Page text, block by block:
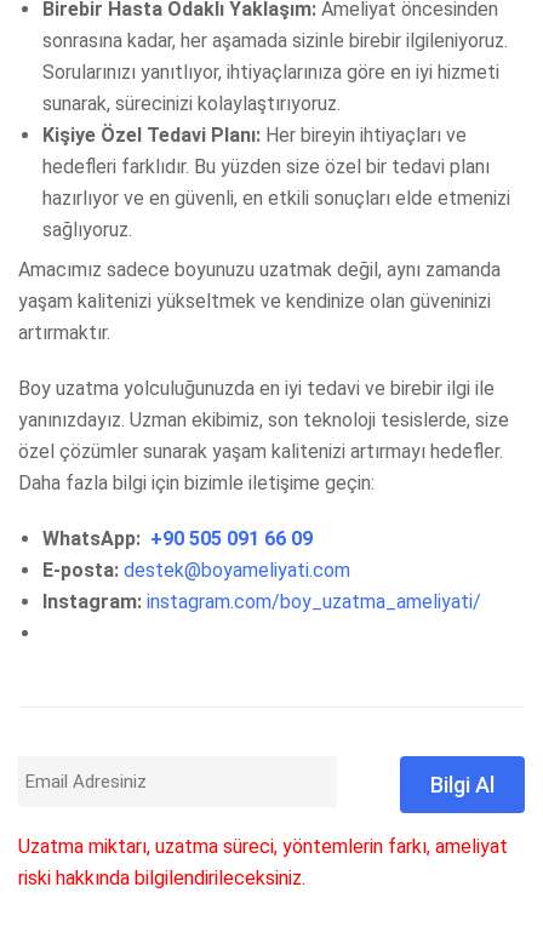
Birebir Hasta Odaklı Yaklaşım: Ameliyat öncesinden
sonrasına kadar, her aşamada sizinle birebir ilgileniyoruz.
Sorularınızı yanıtlıyor, ihtiyaçlarınıza göre en iyi hizmeti
sunarak, sürecinizi kolaylaştırıyoruz.
Kişiye Özel Tedavi Planı: Her bireyin ihtiyaçları ve
hedefleri farklıdır. Bu yüzden size özel bir tedavi planı
hazırlıyor ve en güvenli, en etkili sonuçları elde etmenizi
sağlıyoruz.
Amacımız sadece boyunuzu uzatmak değil, aynı zamanda
yaşam kalitenizi yükseltmek ve kendinize olan güveninizi
artırmaktır.
Boy uzatma yolculuğunuzda en iyi tedavi ve birebir ilgi ile
yanınızdayız. Uzman ekibimiz, son teknoloji tesislerde, size
özel çözümler sunarak yaşam kalitenizi artırmayı hedefler.
Daha fazla bilgi için bizimle iletişime geçin:
WhatsApp: +90 505 091 66 09
E-posta: destek@boyameliyati.com
Instagram: instagram.com/boy_uzatma_ameliyati/
Uzatma miktarı, uzatma süreci, yöntemlerin farkı, ameliyat
riski hakkında bilgilendirileceksiniz.